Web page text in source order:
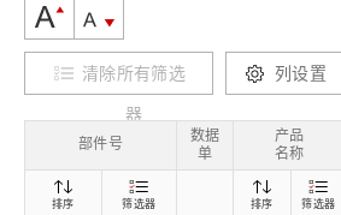
清除所有筛选
器
列设置
部件号
数据
单
产品
名称
排序 筛选器 排序 筛选器